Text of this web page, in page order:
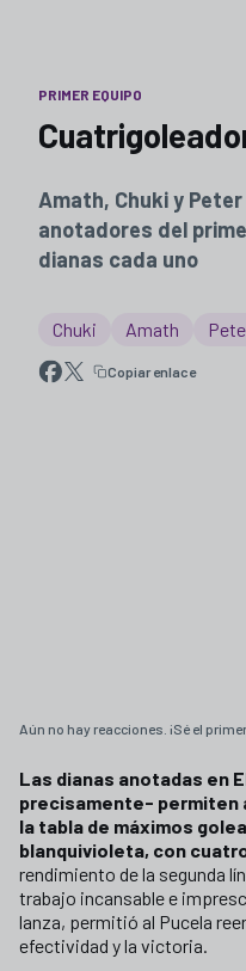
PRIMER EQUIPO
Amath, Chuki y
anotadores del
dianas cada uno
Chuki Amath
Copiar enlace
Aún no hay reacciones. ¡Sé el
Las dianas anotadas en
precisamente- permiten
la tabla de máximos
blanquivioleta, con
rendimiento de la segunda
trabajo incansable e
lanza, permitió al Pucela
efectividad y la victoria.